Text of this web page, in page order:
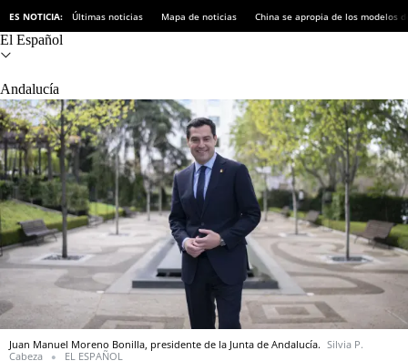
ES NOTICIA: Últimas noticias Mapa de noticias China se apropia de los modelos
El Español
Andalucía
Juan Manuel Moreno Bonilla, presidente de la Junta de Andalucía. Silvia P.
Cabeza
EL ESPAÑOL